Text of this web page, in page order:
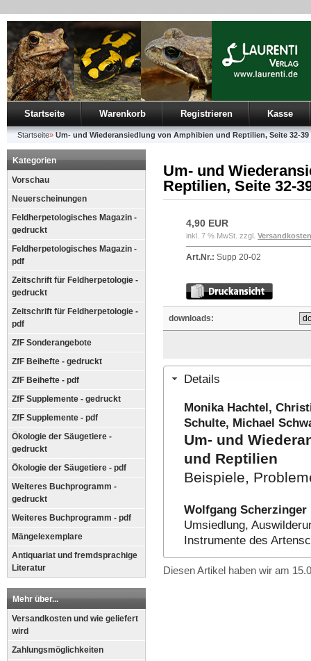
Startseite Warenkorb Registrieren Kasse
Startseite» Um- und Wiederansiedlung von Amphibien und Reptilien, Seite 32-39
Kategorien
Vorschau
Neuerscheinungen
Feldherpetologisches Magazin -
gedruckt
Feldherpetologisches Magazin -
pdf
Zeitschrift für Feldherpetologie -
gedruckt
Zeitschrift für Feldherpetologie -
pdf
ZfF Sonderangebote
ZfF Beihefte - gedruckt
ZfF Beihefte - pdf
ZfF Supplemente - gedruckt
ZfF Supplemente - pdf
Ökologie der Säugetiere -
gedruckt
Ökologie der Säugetiere - pdf
Weiteres Buchprogramm -
gedruckt
Weiteres Buchprogramm - pdf
Mängelexemplare
Antiquariat und fremdsprachige
Literatur
Mehr über...
Versandkosten und wie geliefert
wird
Zahlungsmöglichkeiten
Um- und
Reptilien, Seite 32-
4,90 EUR
inkl. 7 % MwSt. zzgl. Versandkosten
Art.Nr.: Supp 20-02
downloads:
Details
Monika Hachtel,
Schulte, Michael
Um- und
und Reptilien
Beispiele,
Wolfgang Scherzinger
Umsiedlung,
Instrumente des
Diesen Artikel haben wir am